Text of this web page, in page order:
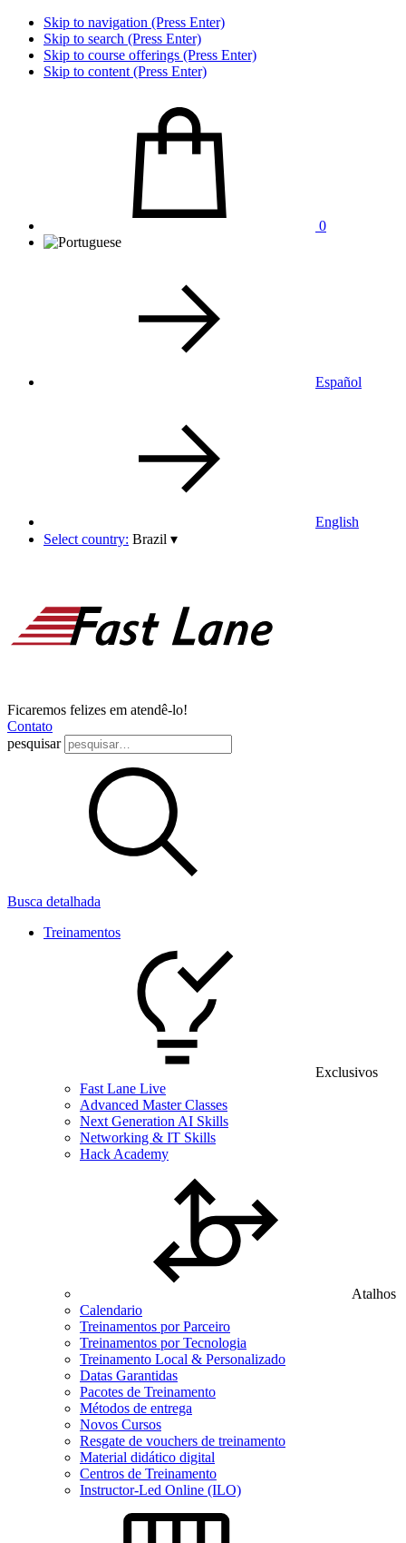
Skip to navigation (Press Enter)
Skip to search (Press Enter)
Skip to course offerings (Press Enter)
Skip to content (Press Enter)
0
Español
English
Select country: Brazil ▾
Ficaremos felizes em atendê-lo!
Contato
pesquisar
Busca detalhada
Treinamentos
Exclusivos
Fast Lane Live
Advanced Master Classes
Next Generation AI Skills
Networking & IT Skills
Hack Academy
Atalhos
Calendario
Treinamentos por Parceiro
Treinamentos por Tecnologia
Treinamento Local & Personalizado
Datas Garantidas
Pacotes de Treinamento
Métodos de entrega
Novos Cursos
Resgate de vouchers de treinamento
Material didático digital
Centros de Treinamento
Instructor-Led Online (ILO)